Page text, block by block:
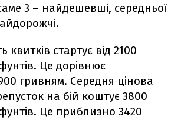
3 – найдешевші, середньої
квитків стартує від 2100
Це дорівнює
гривням. Середня цінова
на бій коштує 3800
Це приблизно 3420